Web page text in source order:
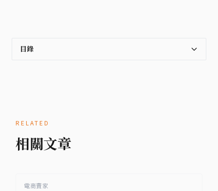
目錄
RELATED
相關文章
電商賣家